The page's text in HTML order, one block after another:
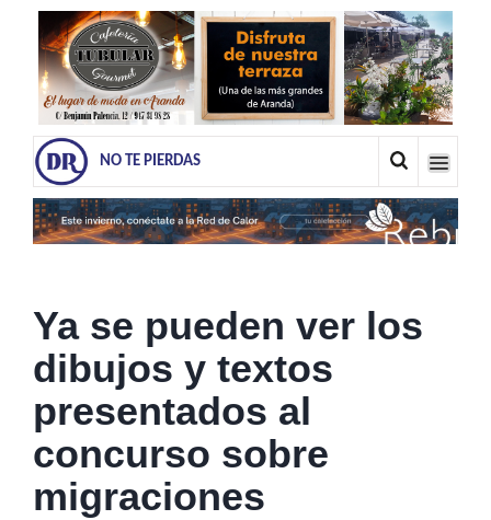
NO TE PIERDAS
Ya se pueden ver los
dibujos y textos
presentados al
concurso sobre
migraciones